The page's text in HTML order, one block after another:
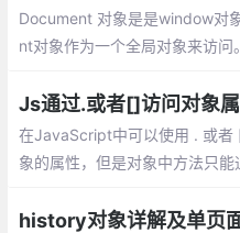
Document 对象是是window对
nt对象作为一个全局对象来访
在JavaScript中可以使用 . 或者
象的属性，但是对象中方法只能
者使用[]作为一个关联数组来存
history对象详解及单页